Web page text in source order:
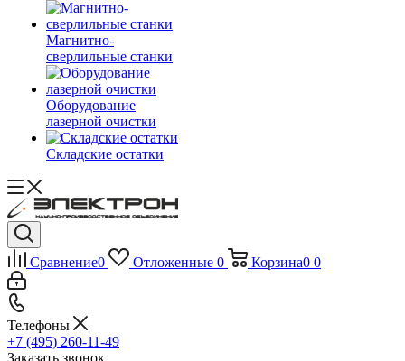
Магнитно-
сверлильные станки
Оборудование
лазерной очистки
Складские остатки
Сравнение0 Отложенные 0 Корзина0 0
Телефоны
+7 (495) 260-11-49
Заказать звонок